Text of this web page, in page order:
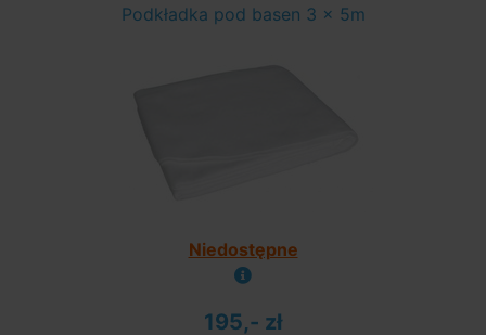
Podkładka pod basen 3 x 5m
Niedostępne
195,- zł